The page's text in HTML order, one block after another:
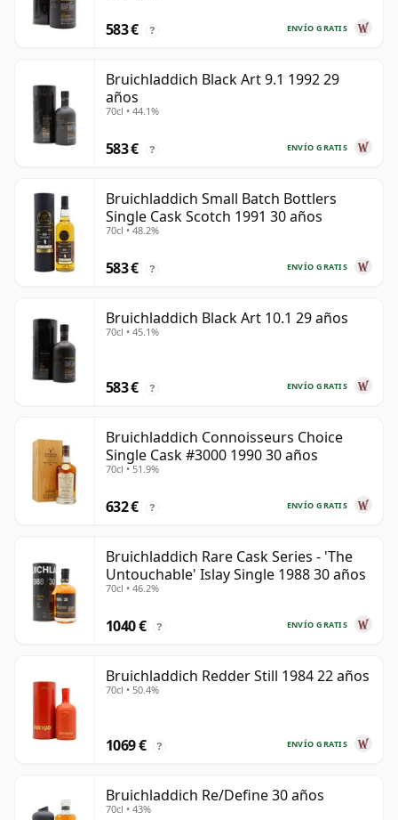
ENVÍO GRATIS
583 € ?
Bruichladdich Black Art 9.1 1992 29
años
70cl • 44.1%
ENVÍO GRATIS
583 € ?
Bruichladdich Small Batch Bottlers
Single Cask Scotch 1991 30 años
70cl • 48.2%
ENVÍO GRATIS
583 € ?
Bruichladdich Black Art 10.1 29 años
70cl • 45.1%
ENVÍO GRATIS
583 € ?
Bruichladdich Connoisseurs Choice
Single Cask #3000 1990 30 años
70cl • 51.9%
ENVÍO GRATIS
632 € ?
Bruichladdich Rare Cask Series - 'The
Untouchable' Islay Single 1988 30 años
70cl • 46.2%
ENVÍO GRATIS
1040 € ?
Bruichladdich Redder Still 1984 22 años
70cl • 50.4%
ENVÍO GRATIS
1069 € ?
Bruichladdich Re/Define 30 años
70cl • 43%